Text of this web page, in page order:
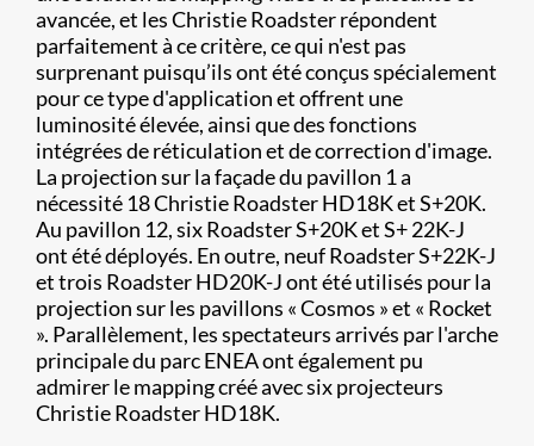
avancée, et les Christie Roadster répondent
parfaitement à ce critère, ce qui n'est pas
surprenant puisqu’ils ont été conçus spécialement
pour ce type d'application et offrent une
luminosité élevée, ainsi que des fonctions
intégrées de réticulation et de correction d'image.
La projection sur la façade du pavillon 1 a
nécessité 18 Christie Roadster HD18K et S+20K.
Au pavillon 12, six Roadster S+20K et S+ 22K-J
ont été déployés. En outre, neuf Roadster S+22K-J
et trois Roadster HD20K-J ont été utilisés pour la
projection sur les pavillons « Cosmos » et « Rocket
». Parallèlement, les spectateurs arrivés par l'arche
principale du parc ENEA ont également pu
admirer le mapping créé avec six projecteurs
Christie Roadster HD18K.